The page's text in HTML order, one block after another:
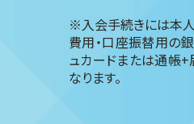
※入会手続きには本
費用・口座振替用の
ュカードまたは通帳
なります。